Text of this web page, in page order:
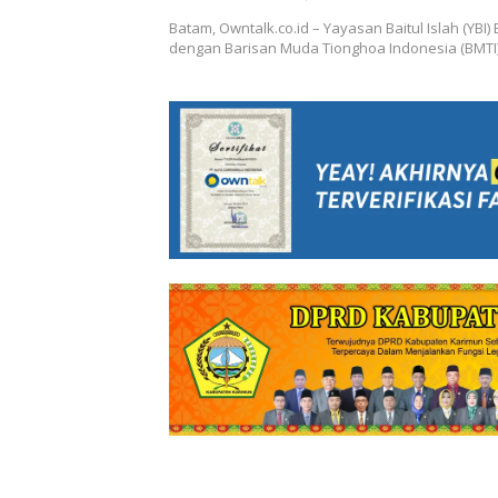
Hingga Adakan Cek
Batam, Owntalk.co.id – Yayasan Baitul Islah (YBI)
dengan Barisan Muda Tionghoa Indonesia